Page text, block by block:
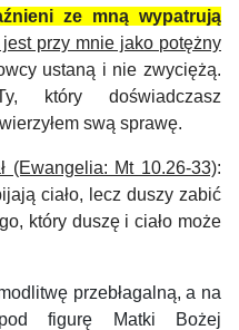
ze mną wypatrują
przy mnie jako potężny
ustaną i nie zwyciężą.
który doświadczasz
swą sprawę.
(Ewangelia: Mt 10.26-33):
ciało, lecz duszy zabić
który duszę i ciało może
ę przebłagalną, a na
figurę
Matki Bożej